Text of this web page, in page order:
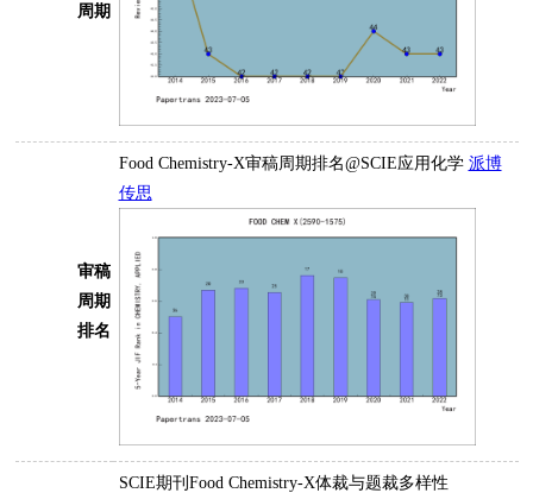
周期
审稿
周期
排名
Food Chemistry-X审稿周期排名@SCIE应用化学 派博
传思
SCIE期刊Food Chemistry-X体裁与题裁多样性